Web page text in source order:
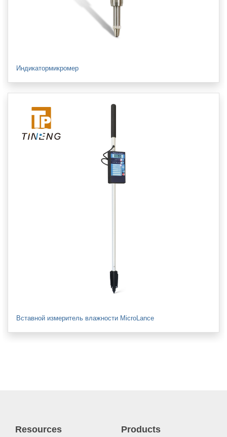
Индикатормикромер
Вставной измеритель влажности MicroLance
Resources Products